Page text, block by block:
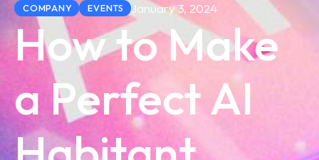
COMPANY EVENTS January 3, 2024
How to Make
a Perfect AI